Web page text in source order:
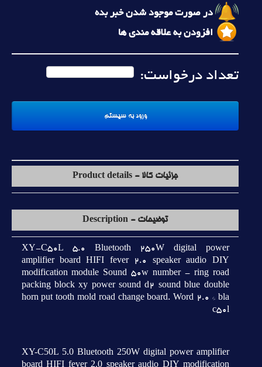
در صورت موجود شدن خبر بده
افزودن به علاقه مندی ها
تعداد درخواست:
جزئیات کالا - Product details
توضیحات - Description
XY-C50L 5.0 Bluetooth 250W digital power
amplifier board HIFI fever 2.0 speaker audio DIY
modification module Sound 50w number - ring road
packing block xy power sound d2 sound blue double
horn put tooth mold road change board. Word 2.0 * bla
c50l
XY-C50L 5.0 Bluetooth 250W digital power amplifier
board HIFI fever 2.0 speaker audio DIY modification